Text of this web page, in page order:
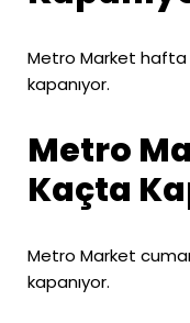
Metro Market hafta
kapanıyor.
Metro
Kaçta
Metro Market
kapanıyor.